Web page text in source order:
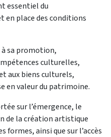
essentiel du
en place des conditions
sa promotion,
culturelles,
aux biens culturels,
en valeur du patrimoine.
sur l’émergence, le
de la création artistique
formes, ainsi que sur l’accès